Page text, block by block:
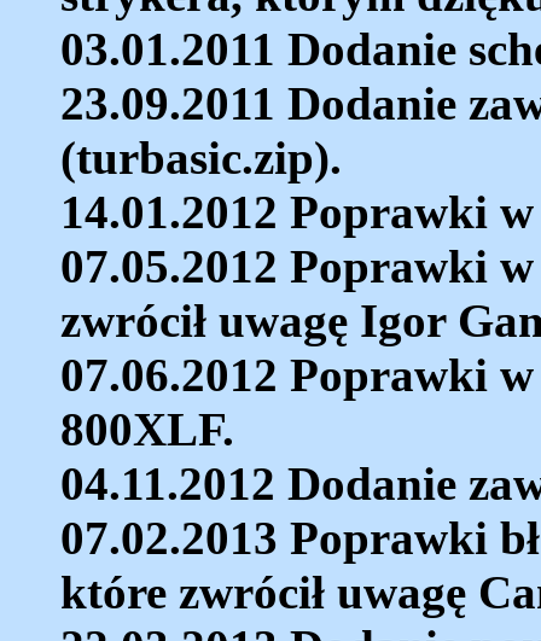
03.01.2011 Dodanie
23.09.2011 Dodanie
(turbasic.zip).
14.01.2012 Poprawki
07.05.2012 Poprawki
zwrócił uwagę Igor
07.06.2012 Poprawki
800XLF.
04.11.2012 Dodanie
07.02.2013 Poprawki
które zwrócił uwagę